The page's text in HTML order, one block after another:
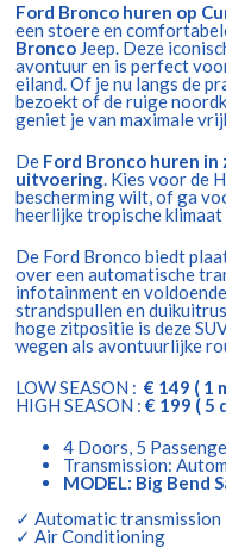
Ford Bronco huren op
een stoere en
Bronco Jeep. Deze
avontuur en is perfect
eiland. Of je nu langs de
bezoekt of de ruige
geniet je van maximale
De Ford Bronco huren in
uitvoering. Kies voor de
bescherming wilt, of ga
heerlijke tropische klimaat
De Ford Bronco biedt
over een automatische
infotainment en
strandspullen en
hoge zitpositie is deze
wegen als avontuurlijke
LOW SEASON :€ 149 ( 1
HIGH SEASON :€ 199 ( 5
4 Doors, 5
Transmission:
MODEL: Big Bend
✓ Automatic transmission
✓ Air Conditioning